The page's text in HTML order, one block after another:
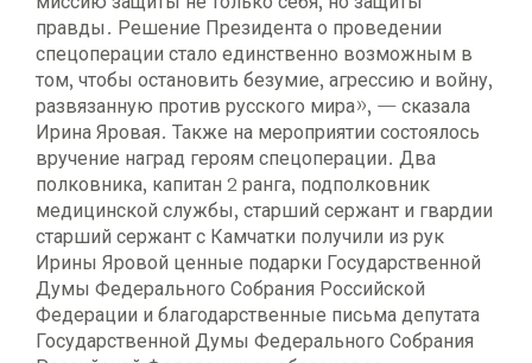
правды. Решение Президента о проведении
спецоперации стало единственно возможным в
том, чтобы остановить безумие, агрессию и войну,
развязанную против русского мира», — сказала
Ирина Яровая. Также на мероприятии состоялось
вручение наград героям спецоперации. Два
полковника, капитан 2 ранга, подполковник
медицинской службы, старший сержант и гвардии
старший сержант с Камчатки получили из рук
Ирины Яровой ценные подарки Государственной
Думы Федерального Собрания Российской
Федерации и благодарственные письма депутата
Государственной Думы Федерального Собрания